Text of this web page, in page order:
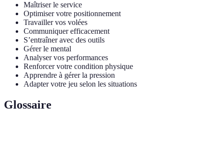
Maîtriser le service
Optimiser votre positionnement
Travailler vos volées
Communiquer efficacement
S’entraîner avec des outils
Gérer le mental
Analyser vos performances
Renforcer votre condition physique
Apprendre à gérer la pression
Adapter votre jeu selon les situations
Glossaire